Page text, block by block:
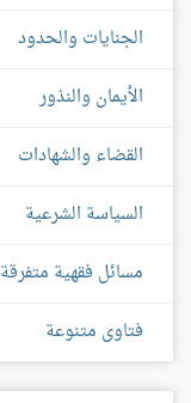
الجنايات والحدود
الأيمان والنذور
القضاء والشهادات
السياسة الشرعية
مسائل فقهية متفرقة
فتاوى متنوعة